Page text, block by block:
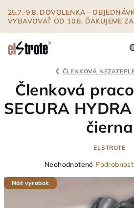
obsah
25.7.-9.8. DOVOLENKA -
VYBAVOVAŤ OD 10.8. ĎAKUJEME
ČLENKOVÁ
Členková
SECURA
čierna
ELSTROTE
Priemerné
produktu
Neohodnotené
Náš výrobok